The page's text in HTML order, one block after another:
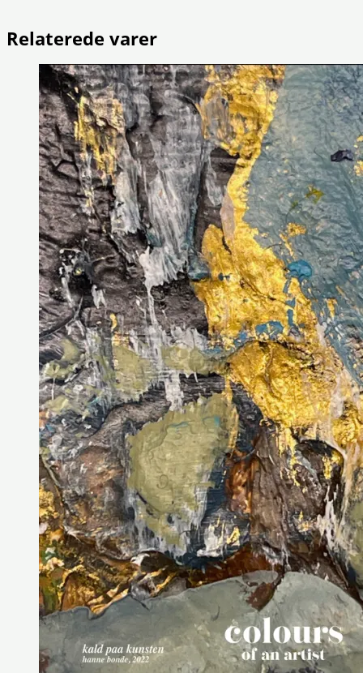
Relaterede varer